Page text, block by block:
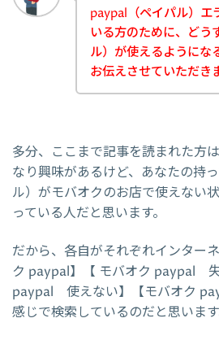
paypal（ペイパル）エ
いる方のために、どう
ル）が使えるようにな
お伝えさせていただき
多分、ここまで記事を読まれた方
なり興味があるけど、あなたの持
ル）がモバオクのお店で使えない
っている人だと思います。
だから、各自がそれぞれインター
ク paypal】【 モバオク paypal
paypal 使えない】【モバオク
感じで検索しているのだと思います